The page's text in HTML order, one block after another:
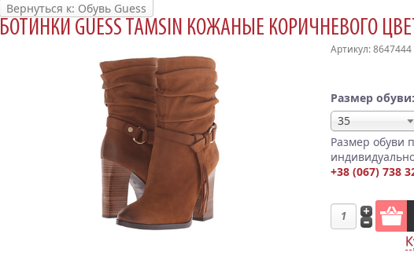
Вернуться к: Обувь Guess
БОТИНКИ GUESS TAMSIN КОЖАНЫЕ КОРИЧНЕВОГО
Артикул: 8647444
Размер обуви:
35
Размер обуви
+38 (067) 738